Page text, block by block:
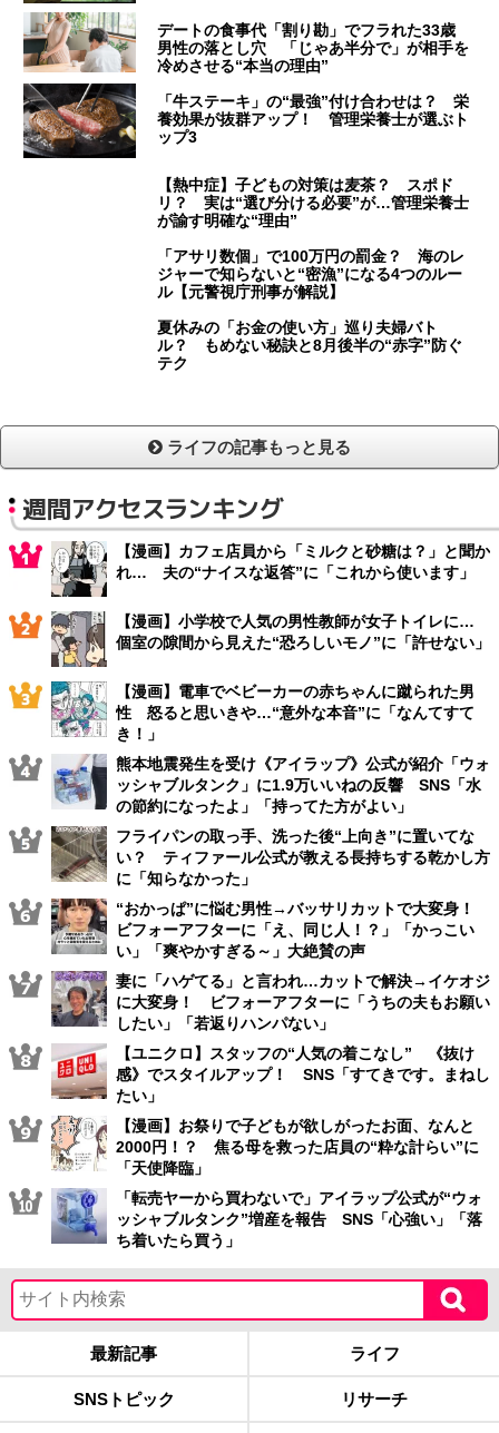
デートの食事代「割り勘」でフラれた33歳
男性の落とし穴 「じゃあ半分で」が相手を
冷めさせる“本当の理由”
「牛ステーキ」の“最強”付け合わせは？ 栄
養効果が抜群アップ！ 管理栄養士が選ぶト
ップ3
【熱中症】子どもの対策は麦茶？ スポド
リ？ 実は“選び分ける必要”が…管理栄養士
が諭す明確な“理由”
「アサリ数個」で100万円の罰金？ 海のレ
ジャーで知らないと“密漁”になる4つのルー
ル【元警視庁刑事が解説】
夏休みの「お金の使い方」巡り夫婦バト
ル？ もめない秘訣と8月後半の“赤字”防ぐ
テク
ライフの記事もっと見る
週間アクセスランキング
【漫画】カフェ店員から「ミルクと砂糖は？」と聞か
れ… 夫の“ナイスな返答”に「これから使います」
【漫画】小学校で人気の男性教師が女子トイレに…
個室の隙間から見えた“恐ろしいモノ”に「許せない」
【漫画】電車でベビーカーの赤ちゃんに蹴られた男
性 怒ると思いきや…“意外な本音”に「なんてすて
き！」
熊本地震発生を受け《アイラップ》公式が紹介「ウォ
ッシャブルタンク」に1.9万いいねの反響 SNS「水
の節約になったよ」「持ってた方がよい」
フライパンの取っ手、洗った後“上向き”に置いてな
い？ ティファール公式が教える長持ちする乾かし方
に「知らなかった」
“おかっぱ”に悩む男性→バッサリカットで大変身！
ビフォーアフターに「え、同じ人！？」「かっこい
い」「爽やかすぎる～」大絶賛の声
妻に「ハゲてる」と言われ…カットで解決→イケオジ
に大変身！ ビフォーアフターに「うちの夫もお願い
したい」「若返りハンパない」
【ユニクロ】スタッフの“人気の着こなし” 《抜け
感》でスタイルアップ！ SNS「すてきです。まねし
たい」
【漫画】お祭りで子どもが欲しがったお面、なんと
2000円！？ 焦る母を救った店員の“粋な計らい”に
「天使降臨」
「転売ヤーから買わないで」アイラップ公式が“ウォ
ッシャブルタンク”増産を報告 SNS「心強い」「落
ち着いたら買う」
最新記事 ライフ
SNSトピック リサーチ